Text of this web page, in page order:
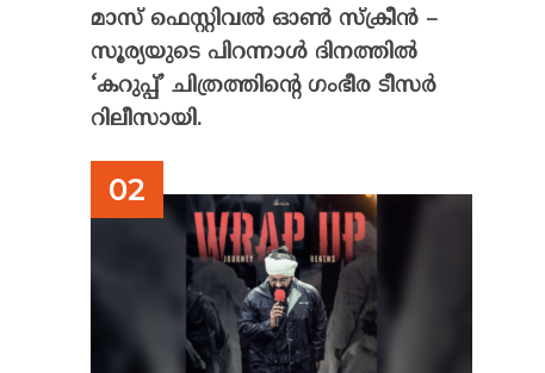
മാസ് ഫെസ്റ്റിവൽ ഓൺ സ്‌ക്രീൻ –
സൂര്യയുടെ പിറന്നാൾ ദിനത്തിൽ
‘കറുപ്പ്’ ചിത്രത്തിന്റെ ഗംഭീര ടീസർ
റിലീസായി.